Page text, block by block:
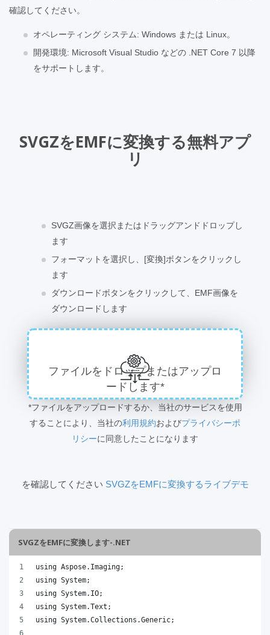
確認してください。
オペレーティング システム: Windows または Linux。
開発環境: Microsoft Visual Studio などの .NET Core 7 以降
をサポートします。
SVGZをEMFに変換する無料アプ
リ
SVGZ画像を選択またはドラッグアンドドロップし
ます
フォーマットを選択し、[変換]ボタンをクリックし
ます
ダウンロードボタンをクリックして、EMF画像を
ダウンロードします
ファイルをドロップまたはアップロ
ードします*
*ファイルをアップロードするか、当社のサービスを使用
することにより、当社の利用規約およびプライバシーポ
リシーに同意したことになります
を確認してください SVGZをEMFに変換するライブデモ
SVGZをEMFに変換します-.NET